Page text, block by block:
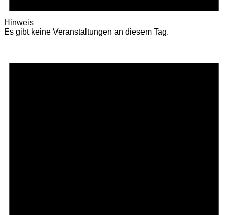
Hinweis
Es gibt keine Veranstaltungen an diesem Tag.